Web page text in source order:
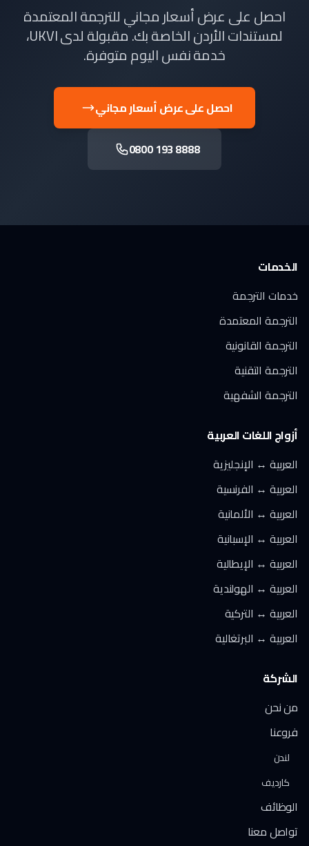
احصل على عرض أسعار مجاني للترجمة المعتمدة
لمستندات الأردن الخاصة بك. مقبولة لدى UKVI،
خدمة نفس اليوم متوفرة.
احصل على عرض أسعار مجاني
0800 193 8888
الخدمات
خدمات الترجمة
الترجمة المعتمدة
الترجمة القانونية
الترجمة التقنية
الترجمة الشفهية
أزواج اللغات العربية
العربية ↔ الإنجليزية
العربية ↔ الفرنسية
العربية ↔ الألمانية
العربية ↔ الإسبانية
العربية ↔ الإيطالية
العربية ↔ الهولندية
العربية ↔ التركية
العربية ↔ البرتغالية
الشركة
من نحن
فروعنا
لندن
كارديف
الوظائف
تواصل معنا